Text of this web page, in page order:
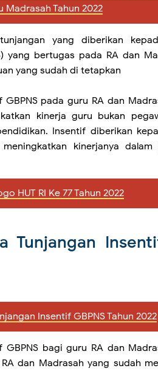
Madrasah Tahun 2022
yang diberikan
yang bertugas pada RA dan
yang sudah di tetapkan
GBPNS pada guru RA dan
kinerja guru bukan
Insentif diberikan
kinerjanya
HUT RI Ke 77 Tahun 2022
Tunjangan
Insentif GBPNS Tahun 2022
bagi guru RA dan
dan Madrasah yang sudah